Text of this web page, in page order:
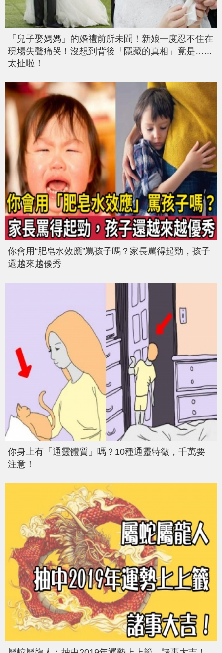
「兒子娶媽媽」的婚禮前所未聞！新娘一度忍不住在
現場失聲痛哭！沒想到背後「隱藏的真相」竟是…...
太扯啦！
你會用“肥皂水效應”罵孩子嗎？家長罵得起勁，孩子
還越來越優秀
你身上有「通靈體質」嗎？10種通靈特徵，千萬要
注意！